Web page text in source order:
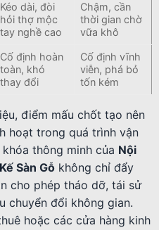
Kéo dài, đòi
hỏi thợ mộc
tay nghề cao
Chậm, cần
thời gian chờ
vữa khô
Cố định hoàn
toàn, khó
thay đổi
Cố định vĩnh
viễn, phá bỏ
tốn kém
điểm mấu chốt tạo nên
hoạt trong quá trình vận
thông minh của Nội
Sàn Gỗ không chỉ đẩy
cho phép tháo dỡ, tái sử
chuyển đổi không gian.
hoặc các cửa hàng kinh